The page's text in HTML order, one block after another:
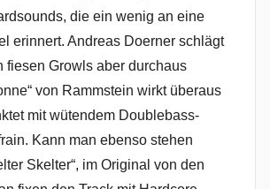
die ein wenig an eine
erinnert. Andreas Doerner schlägt
fiesen Growls aber durchaus
von Rammstein wirkt überaus
mit wütendem Doublebass-
Kann man ebenso stehen
Skelter“, im Original von den